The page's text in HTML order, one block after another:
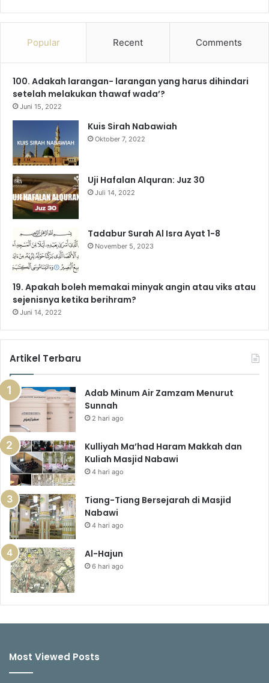
a
b
o
o
k
o
u
e
n
a
r
m
e
g
a
i
o
h
s
Popular Recent Comments
100. Adakah larangan- larangan yang harus dihindari
setelah melakukan thawaf wada’?
Juni 15, 2022
Kuis Sirah Nabawiah
Oktober 7, 2022
Uji Hafalan Alquran: Juz 30
Juli 14, 2022
Tadabur Surah Al Isra Ayat 1-8
November 5, 2023
19. Apakah boleh memakai minyak angin atau viks atau
sejenisnya ketika berihram?
Juni 14, 2022
Artikel Terbaru
Adab Minum Air Zamzam Menurut
Sunnah
2 hari ago
Kulliyah Ma’had Haram Makkah dan
Kuliah Masjid Nabawi
4 hari ago
Tiang-Tiang Bersejarah di Masjid
Nabawi
4 hari ago
Al-Hajun
6 hari ago
Most Viewed Posts